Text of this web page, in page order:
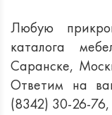
Любую
каталога
Саранске,
Ответим на
(8342) 30-26-